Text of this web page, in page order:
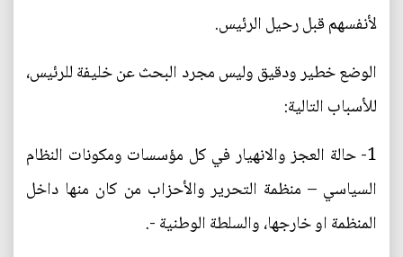
لأنفسهم قبل رحيل الرئيس.
الوضع خطير ودقيق وليس مجرد البحث عن خليفة للرئيس،
للأسباب التالية:
1- حالة العجز والانهيار في كل مؤسسات ومكونات النظام
السياسي – منظمة التحرير والأحزاب من كان منها داخل
المنظمة او خارجها، والسلطة الوطنية -.